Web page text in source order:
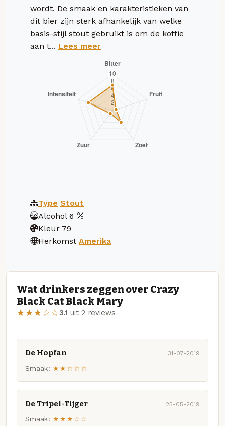
wordt. De smaak en karakteristieken van
dit bier zijn sterk afhankelijk van welke
basis-stijl stout gebruikt is om de koffie
aan t... Lees meer
Type Stout
Alcohol 6
Kleur 79
Herkomst Amerika
Wat drinkers zeggen over Crazy
Black Cat Black Mary
★★★☆☆3.1 uit 2 reviews
De Hopfan 31-07-2019
Smaak: ★★☆☆☆
De Tripel-Tijger 25-05-2019
Smaak: ★★★☆☆